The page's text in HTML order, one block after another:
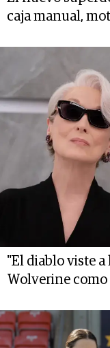
caja manual,
"El diablo viste
Wolverine